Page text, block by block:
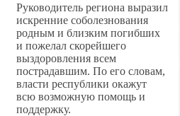
Руководитель региона выразил
искренние соболезнования
родным и близким погибших
и пожелал скорейшего
выздоровления всем
пострадавшим. По его словам,
власти республики окажут
всю возможную помощь и
поддержку.